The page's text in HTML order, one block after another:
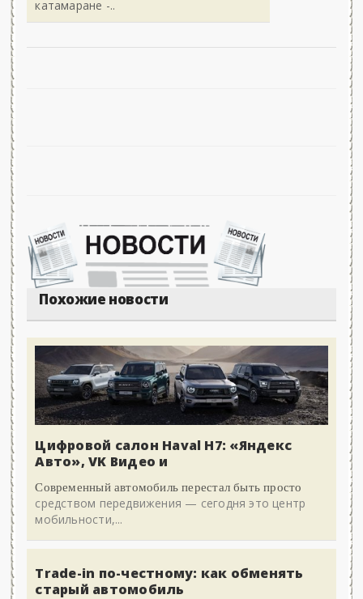
катамаране -..
Похожие новости
Цифровой салон Haval H7: «Яндекс
Авто», VK Видео и
Современный автомобиль перестал быть просто
средством передвижения — сегодня это центр
мобильности,...
Trade-in по-честному: как обменять
старый автомобиль